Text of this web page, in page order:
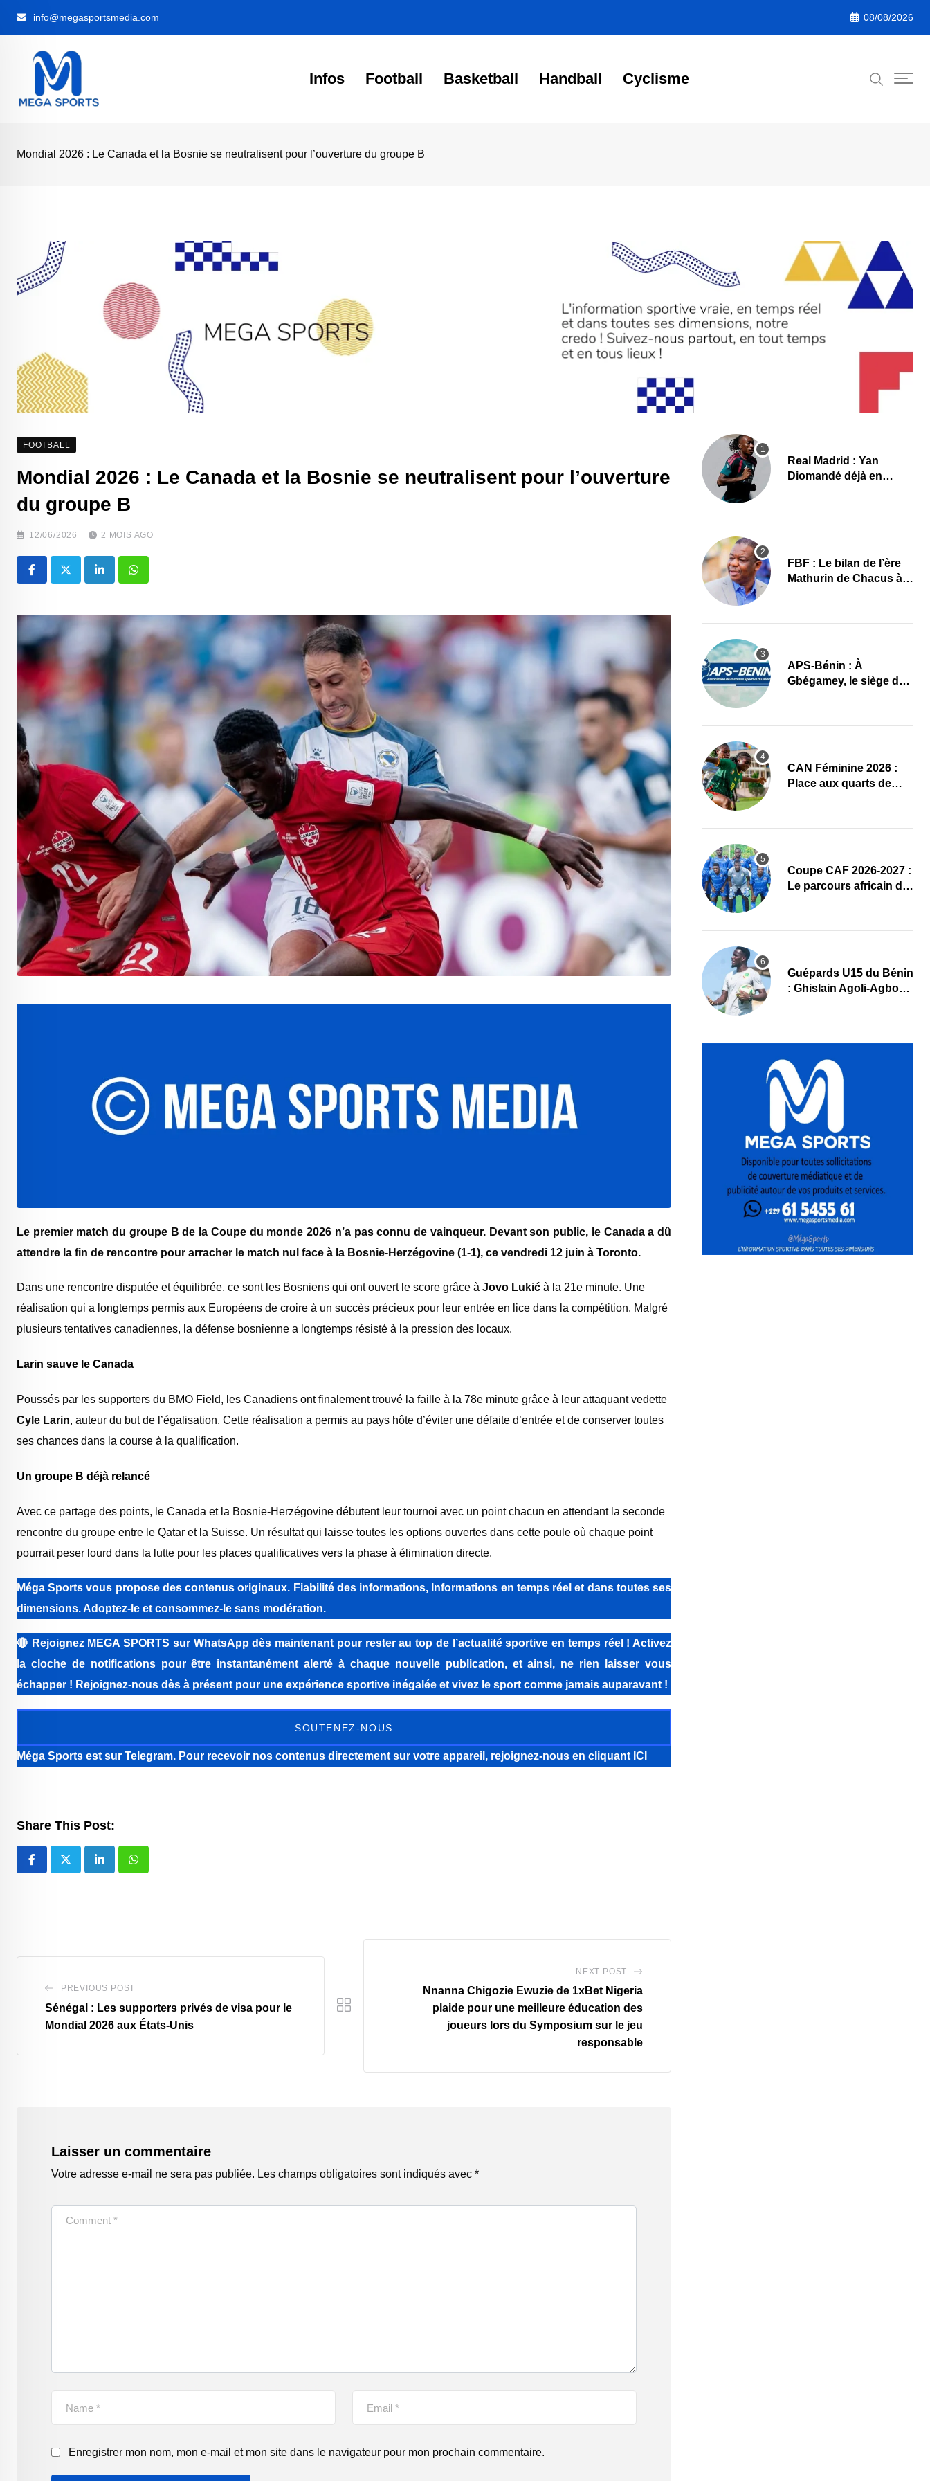
info@megasportsmedia.com 08/08/2026
Infos Football Basketball Handball Cyclisme
Mondial 2026 : Le Canada et la Bosnie se neutralisent pour l’ouverture du groupe B
FOOTBALL
Mondial 2026 : Le Canada et la Bosnie se neutralisent pour l’ouverture
du groupe B
12/06/2026 2 MOIS AGO
LinkedIn Whatsapp
Le premier match du groupe B de la Coupe du monde 2026 n’a pas connu de vainqueur. Devant son public, le Canada a dû
attendre la fin de rencontre pour arracher le match nul face à la Bosnie-Herzégovine (1-1), ce vendredi 12 juin à Toronto.
Dans une rencontre disputée et équilibrée, ce sont les Bosniens qui ont ouvert le score grâce à Jovo Lukić à la 21e minute. Une
réalisation qui a longtemps permis aux Européens de croire à un succès précieux pour leur entrée en lice dans la compétition. Malgré
plusieurs tentatives canadiennes, la défense bosnienne a longtemps résisté à la pression des locaux.
Larin sauve le Canada
Poussés par les supporters du BMO Field, les Canadiens ont finalement trouvé la faille à la 78e minute grâce à leur attaquant vedette
Cyle Larin, auteur du but de l’égalisation. Cette réalisation a permis au pays hôte d’éviter une défaite d’entrée et de conserver toutes
ses chances dans la course à la qualification.
Un groupe B déjà relancé
Avec ce partage des points, le Canada et la Bosnie-Herzégovine débutent leur tournoi avec un point chacun en attendant la seconde
rencontre du groupe entre le Qatar et la Suisse. Un résultat qui laisse toutes les options ouvertes dans cette poule où chaque point
pourrait peser lourd dans la lutte pour les places qualificatives vers la phase à élimination directe.
Méga Sports vous propose des contenus originaux. Fiabilité des informations, Informations en temps réel et dans toutes ses
dimensions. Adoptez-le et consommez-le sans modération.
🔴 Rejoignez MEGA SPORTS sur WhatsApp dès maintenant pour rester au top de l’actualité sportive en temps réel ! Activez
la cloche de notifications pour être instantanément alerté à chaque nouvelle publication, et ainsi, ne rien laisser vous
échapper ! Rejoignez-nous dès à présent pour une expérience sportive inégalée et vivez le sport comme jamais auparavant !
SOUTENEZ-NOUS
Méga Sports est sur Telegram. Pour recevoir nos contenus directement sur votre appareil, rejoignez-nous en cliquant ICI
Share This Post:
LinkedIn Whatsapp
PREVIOUS POST
Sénégal : Les supporters privés de visa pour le
Mondial 2026 aux États-Unis
NEXT POST
Nnanna Chigozie Ewuzie de 1xBet Nigeria
plaide pour une meilleure éducation des
joueurs lors du Symposium sur le jeu
responsable
Laisser un commentaire
Votre adresse e-mail ne sera pas publiée. Les champs obligatoires sont indiqués avec *
Enregistrer mon nom, mon e-mail et mon site dans le navigateur pour mon prochain commentaire.
Real Madrid : Yan
Diomandé déjà en
FBF : Le bilan de l’ère
Mathurin de Chacus à
APS-Bénin : À
Gbégamey, le siège de
accueillir l’AG élective
CAN Féminine 2026 :
Place aux quarts de
Coupe CAF 2026-2027 :
Le parcours africain de
Guépards U15 du Bénin
: Ghislain Agoli-Agbo